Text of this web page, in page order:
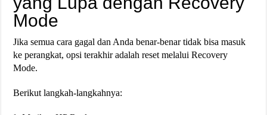
Mode
Jika semua cara gagal dan Anda benar-benar tidak bisa masuk
ke perangkat, opsi terakhir adalah reset melalui Recovery
Mode.
Berikut langkah-langkahnya: